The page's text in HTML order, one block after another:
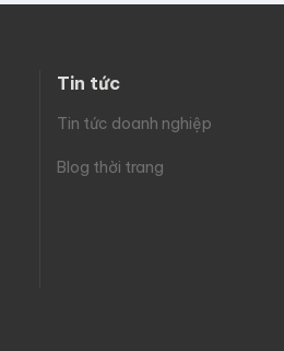
Tin tức
Tin tức doanh nghiệp
Blog thời trang